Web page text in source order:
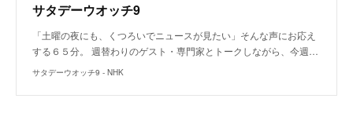
サタデーウオッチ9
「土曜の夜にも、くつろいでニュースが見たい」そんな声にお応え
する６５分。 週替わりのゲスト・専門家とトークしながら、今週…
サタデーウオッチ9 - NHK